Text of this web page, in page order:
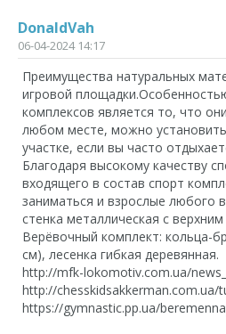
DonaldVah
06-04-2024 14:17
Преимущества натуральных
игровой
комплексов является то, что
любом месте, можно
участке, если вы часто
Благодаря высокому качеству
входящего в состав спорт
заниматься и взрослые любого
стенка металлическая с
Верёвочный комплект: кольца-
см), лесенка гибкая деревянная.
http://mfk-lokomotiv.com.ua/
http://chesskidsakkerman.com.ua/
https://gymnastic.pp.ua/